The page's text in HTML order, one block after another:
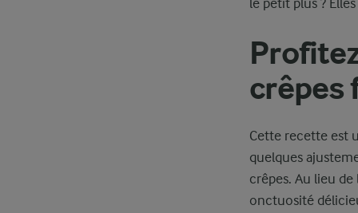
le petit plus ?
crêpes
Cette recette est
quelques
crêpes. Au lieu
onctuosité